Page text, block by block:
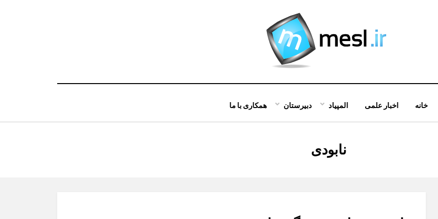
خانه اخبار علمی المپیاد دبیرستان همکاری با ما
برچسب
:
نابودی